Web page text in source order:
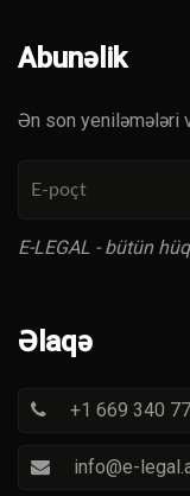
Abunəlik
Ən son yeniləmələri
E-LEGAL - bütün
Əlaqə
+1 669 340
info@e-